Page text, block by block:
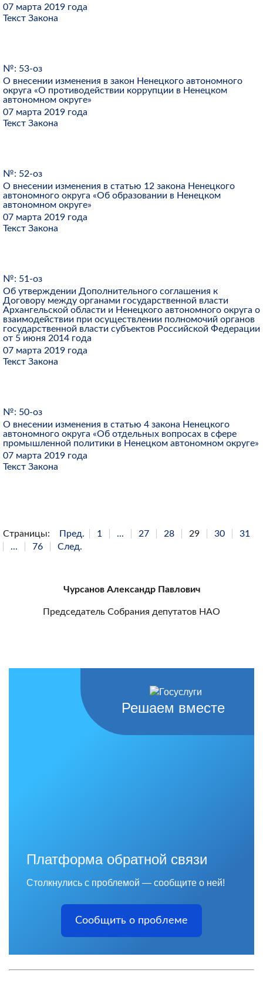
07 марта 2019 года
Текст Закона
№: 53-оз
О внесении изменения в закон Ненецкого автономного
округа «О противодействии коррупции в Ненецком
автономном округе»
07 марта 2019 года
Текст Закона
№: 52-оз
О внесении изменения в статью 12 закона Ненецкого
автономного округа «Об образовании в Ненецком
автономном округе»
07 марта 2019 года
Текст Закона
№: 51-оз
Об утверждении Дополнительного соглашения к
Договору между органами государственной власти
Архангельской области и Ненецкого автономного округа о
взаимодействии при осуществлении полномочий органов
государственной власти субъектов Российской Федерации
от 5 июня 2014 года
07 марта 2019 года
Текст Закона
№: 50-оз
О внесении изменения в статью 4 закона Ненецкого
автономного округа «Об отдельных вопросах в сфере
промышленной политики в Ненецком автономном округе»
07 марта 2019 года
Текст Закона
Страницы: Пред. 1 ... 27 28 29 30
31
...
76 След.
Чурсанов Александр Павлович
Председатель Собрания депутатов НАО
Решаем вместе
Платформа обратной связи
Столкнулись с проблемой — сообщите о ней!
Сообщить о проблеме